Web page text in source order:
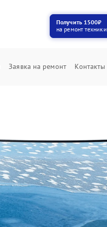
Получить 1500₽
на ремонт техники
Заявка на ремонт Контакты